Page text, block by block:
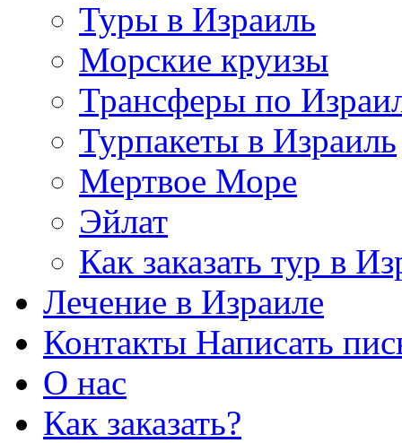
Туры в Израиль
Морские круизы
Трансферы по
Турпакеты в Израиль
Мертвое Море
Эйлат
Как заказать тур в
Лечение в Израиле
Контакты Написать
О нас
Как заказать?